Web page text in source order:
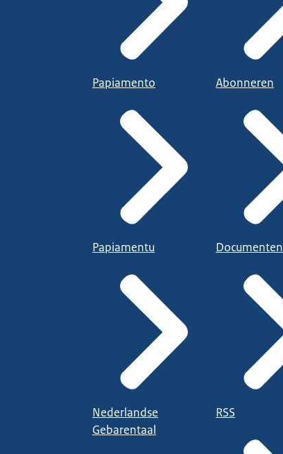
Papiamento
Papiamentu
Nederlandse
Gebarentaal
Abonneren
Documenten
RSS